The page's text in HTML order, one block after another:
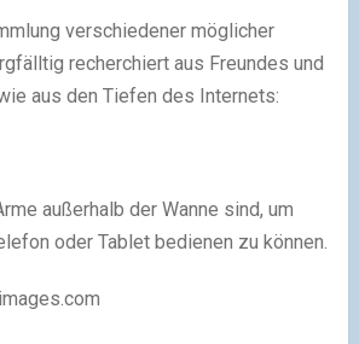
verschiedener möglicher
recherchiert aus Freundes und
aus den Tiefen des Internets:
außerhalb der Wanne sind, um
oder Tablet bedienen zu können.